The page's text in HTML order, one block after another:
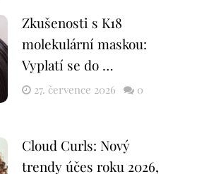
Zkušenosti s K18
molekulární maskou:
Vyplatí se do …
27. července 2026 0
Cloud Curls: Nový
trendy účes roku 2026,